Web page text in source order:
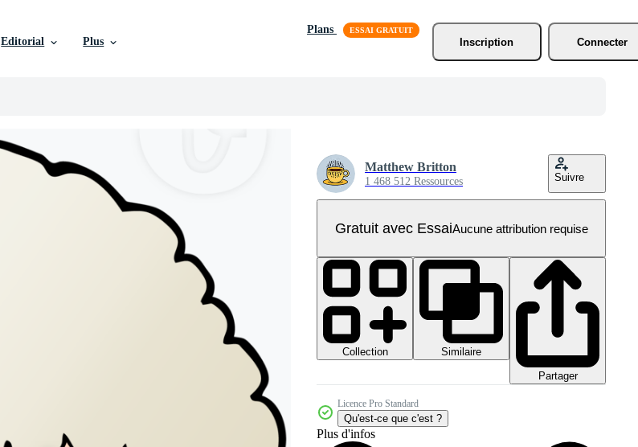
Editorial Plus
Plans
Inscription
Connecter
Matthew Britton
1 468 512 Ressources Suivre
Gratuit avec EssaiAucune attribution requise
Collection
Similaire
Partager
Licence Pro Standard
Qu'est-ce que c'est ?
Plus d'infos